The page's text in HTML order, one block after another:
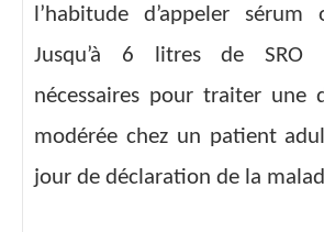
l’habitude d’appeler
Jusqu’à 6 litres de SRO
nécessaires pour traiter une
modérée chez un patient
jour de déclaration de la